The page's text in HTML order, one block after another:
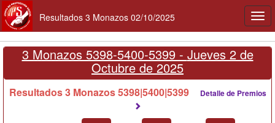
Resultados 3 Monazos 02/10/2025
3 Monazos 5398-5400-5399 - Jueves 2 de
Octubre de 2025
Resultados 3 Monazos 5398|5400|5399 Detalle de Premios